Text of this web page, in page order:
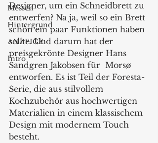
Messen
Hintergrund
ANZEIGE
Intro
Designer, um ein Schneidbrett zu
entwerfen? Na ja, weil so ein Brett
schön ein paar Funktionen haben
sollte. Und darum hat der
preisgekrönte Designer Hans
Sandgren Jakobsen für  Morsø
entworfen. Es ist Teil der Foresta-
Serie, die aus stilvollem
Kochzubehör aus hochwertigen
Materialien in einem klassischem
Design mit modernem Touch
besteht.